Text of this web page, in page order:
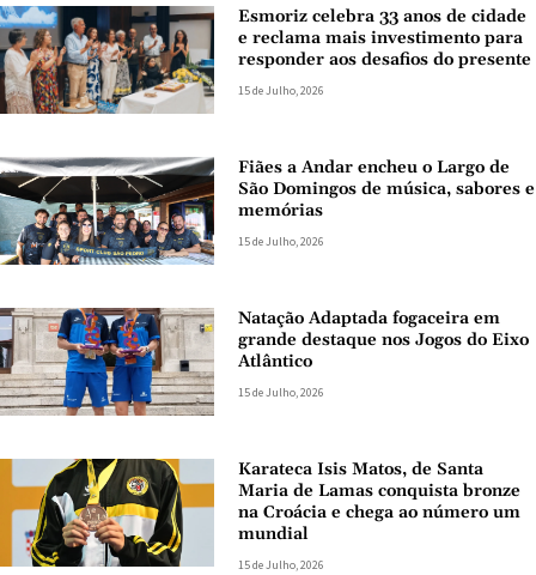
Esmoriz celebra 33 anos de cidade
e reclama mais investimento para
responder aos desafios do presente
15 de Julho, 2026
Fiães a Andar encheu o Largo de
São Domingos de música, sabores e
memórias
15 de Julho, 2026
Natação Adaptada fogaceira em
grande destaque nos Jogos do Eixo
Atlântico
15 de Julho, 2026
Karateca Isis Matos, de Santa
Maria de Lamas conquista bronze
na Croácia e chega ao número um
mundial
15 de Julho, 2026